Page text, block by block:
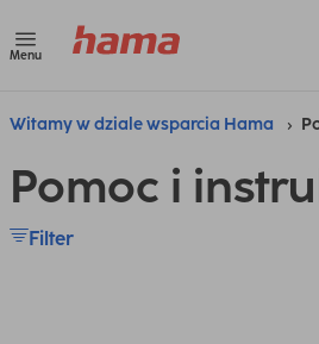
Menu
Witamy w dziale wsparcia Hama
Pomoc i
Filter